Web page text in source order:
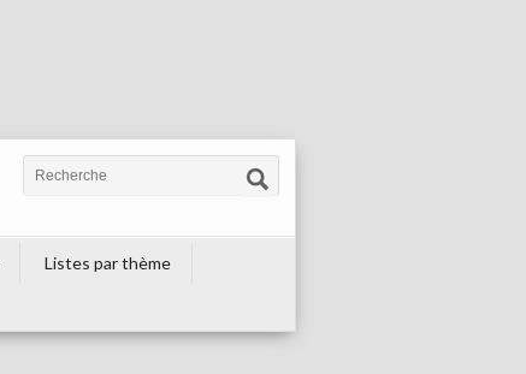
Listes par thème